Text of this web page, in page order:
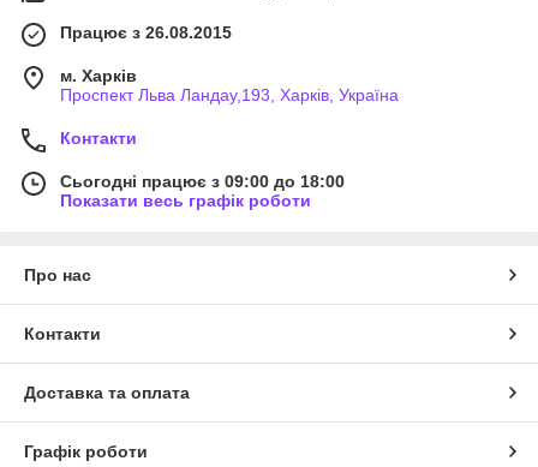
Працює з 26.08.2015
м. Харків
Проспект Льва Ландау,193, Харків, Україна
Контакти
Сьогодні працює з 09:00 до 18:00
Показати весь графік роботи
Про нас
Контакти
Доставка та оплата
Графік роботи